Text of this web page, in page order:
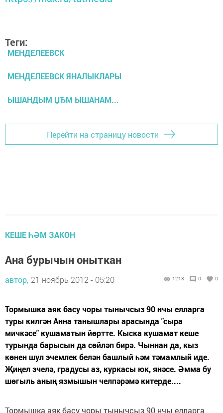
Теги:
МЕНДЕЛЕЕВСК
МЕНДЕЛЕЕВСК ЯНАЛЫКЛАРЫ
ЫШАНДЫМ ЏЂМ ЫШАНАМ...
Перейти на страницу новости
КЕШЕ ҺӘМ ЗАКОН
Ана бурычын оныткан
автор, 21 ноябрь 2012 - 05:20 1213 0 0
Тормышка аяк басу чоры тынычсыз 90 нчы елларга
туры килгән Анна танышлары арасында "сыра
мичкәсе" кушаматын йөртте. Кыска кушамат кеше
турында барысын да сөйләп бирә. Чыннан да, кыз
көнен шул эчемлек белән башлый һәм тәмамлый иде.
Җиңел эчелә, градусы аз, куркасы юк, янәсе. Әмма бу
шөгыль аның язмышын челпәрәмә китерде....
Тормышка аяк басу чоры тынычсыз 90 нчы елларга